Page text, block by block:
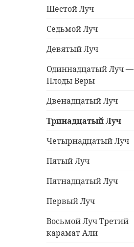
Шестой Луч
Седьмой Луч
Девятый Луч
Одиннадцатый Луч —
Плоды Веры
Двенадцатый Луч
Тринадцатый Луч
Четырнадцатый Луч
Пятый Луч
Пятнадцатый Луч
Первый Луч
Восьмой Луч Третий
карамат Али